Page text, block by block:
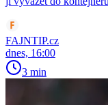
FAJNTIP.cz
dnes, 16:00
3 min